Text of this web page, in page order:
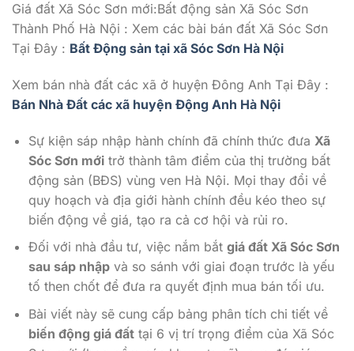
Giá đất Xã Sóc Sơn mới:Bất động sản Xã Sóc Sơn
Thành Phố Hà Nội : Xem các bài bán đất Xã Sóc Sơn
Tại Đây : Bất Động sản tại xã Sóc Sơn Hà Nội
Xem bán nhà đất các xã ở huyện Đông Anh Tại Đây :
Bán Nhà Đất các xã huyện Động Anh Hà Nội
Sự kiện sáp nhập hành chính đã chính thức đưa Xã
Sóc Sơn mớitrở thành tâm điểm của thị trường bất
động sản (BĐS) vùng ven Hà Nội. Mọi thay đổi về
quy hoạch và địa giới hành chính đều kéo theo sự
biến động về giá, tạo ra cả cơ hội và rủi ro.
Đối với nhà đầu tư, việc nắm bắt giá đất Xã Sóc Sơn
sau sáp nhậpvà so sánh với giai đoạn trước là yếu
tố then chốt để đưa ra quyết định mua bán tối ưu.
Bài viết này sẽ cung cấp bảng phân tích chi tiết về
biến động giá đấttại 6 vị trí trọng điểm của Xã Sóc